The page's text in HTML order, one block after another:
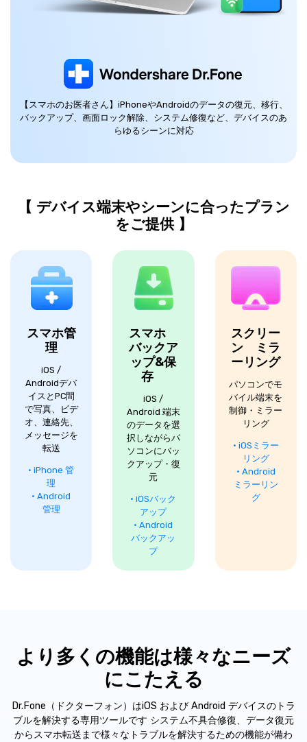
【スマホのお医者さん】iPhoneやAndroidのデータの復元、移行、
バックアップ、画面ロック解除、システム修復など、デバイスのあ
らゆるシーンに対応
【 デバイス端末やシーンに合ったプラン
をご提供 】
スマホ管
理
iOS /
Androidデバ
イスとPC間
で写真、ビデ
オ、連絡先、
メッセージを
転送
• iPhone 管
理
• Android
管理
スマホ
バックア
ップ&保
存
iOS /
Android 端末
のデータを選
択しながらパ
ソコンにバッ
クアップ・復
元
• iOSバック
アップ
• Android
バックアッ
プ
スクリー
ン ミラ
ーリング
パソコンでモ
バイル端末を
制御・ミラー
リング
• iOSミラー
リング
• Android
ミラーリン
グ
より多くの機能は様々なニーズ
にこたえる
Dr.Fone（ドクターフォン）はiOS および Android デバイスのトラ
ブルを解決する専用ツールです システム不具合修復、データ復元
からスマホ転送まで様々なトラブルを解決するための機能が備わ